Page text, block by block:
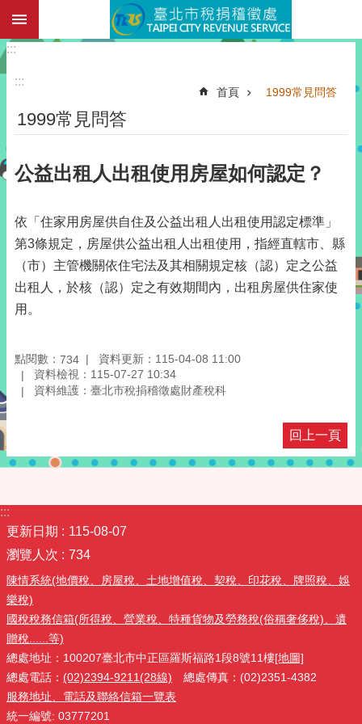
跳到主要內容區塊
:::
:::
首頁 1999常見問答
1999常見問答
公益出租人出租使用房屋如何認定？
依「住家用房屋供自住及公益出租人出租使用認定標準」
第3條規定，房屋供公益出租人出租使用，指經直轄市、縣
（市）主管機關依住宅法及其相關規定核（認）定之公益
出租人，於核（認）定之有效期間內，出租房屋供住家使
用。
點閱數： 734
資料更新：115-04-08 11:00
資料檢視：115-07-27 10:34
資料維護：臺北市稅捐稽徵處財產稅科
回上一頁
:::
更新日期
115-08-07
瀏覽人次
734
陳情系統(地價稅、房屋稅、土地增值稅、契稅、印花稅、牌照稅、娛
樂稅)
國稅稅務信箱(所得稅、營業稅、特種貨物及勞務稅(俗稱奢侈稅)、遺
贈稅......等)
總處地址：100207臺北市中正區羅斯福路1段8號11樓[地圖]
總處電話： (02)2394-9211(28線) 總處傳真：(02)2351-4382
服務地址、電話及聯絡信箱一覽表
統一編號: 03777201